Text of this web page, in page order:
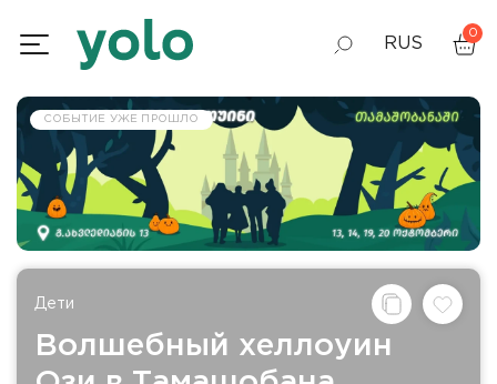
RUS
GEO
ENG
0
СОБЫТИЕ УЖЕ ПРОШЛО
Дети
Волшебный хеллоуин